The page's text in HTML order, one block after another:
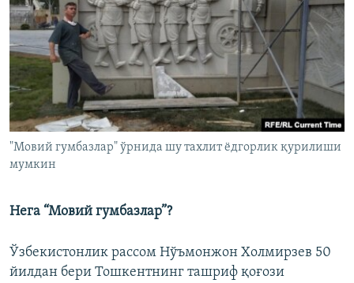
"Мовий гумбазлар" ўрнида шу тахлит ëдгорлик қурилиши
мумкин
Нега “Мовий гумбазлар”?
Ўзбекистонлик рассом Нўъмонжон Холмирзев 50
йилдан бери Тошкентнинг ташриф қоғози